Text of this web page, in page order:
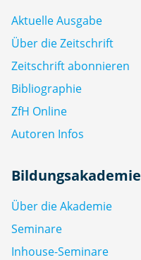
Aktuelle Ausgabe
Über die Zeitschrift
Zeitschrift abonnieren
Bibliographie
ZfH Online
Autoren Infos
Bildungsakademie
Über die Akademie
Seminare
Inhouse-Seminare